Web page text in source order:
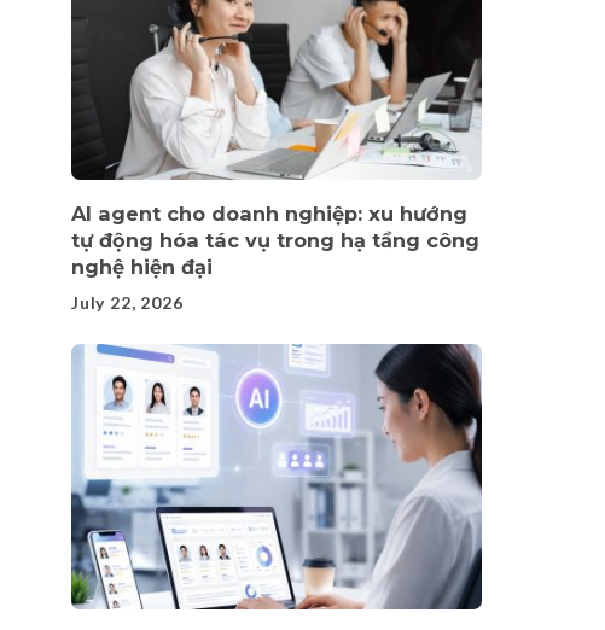
AI agent cho doanh nghiệp: xu hướng
tự động hóa tác vụ trong hạ tầng công
nghệ hiện đại
July 22, 2026